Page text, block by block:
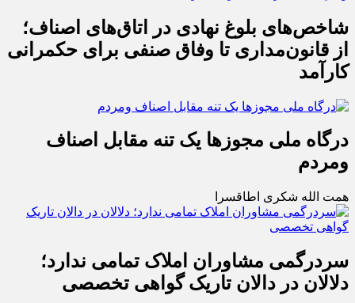
شاخص‌های بلوغ نهادی در اتاق‌های اصناف؛
از قانون‌مداری تا وفاق صنفی برای حکمرانی
کارآمد
درگاه ملی مجوزها یک تنه مقابل اصناف
ومردم
همت الله شکری اطاقسرا
سردرگمی مشاوران املاک تمامی ندارد؛
دلالان در دالان تاریک گواهی تخصصی